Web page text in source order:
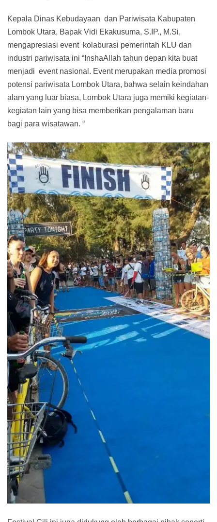
Kepala Dinas Kebudayaan dan Pariwisata Kabupaten
Lombok Utara, Bapak Vidi Ekakusuma, S.IP., M.Si,
mengapresiasi event kolaburasi pemerintah KLU dan
industri pariwisata ini “InshaAllah tahun depan kita buat
menjadi event nasional. Event merupakan media promosi
potensi pariwisata Lombok Utara, bahwa selain keindahan
alam yang luar biasa, Lombok Utara juga memiki kegiatan-
kegiatan lain yang bisa memberikan pengalaman baru
bagi para wisatawan. “